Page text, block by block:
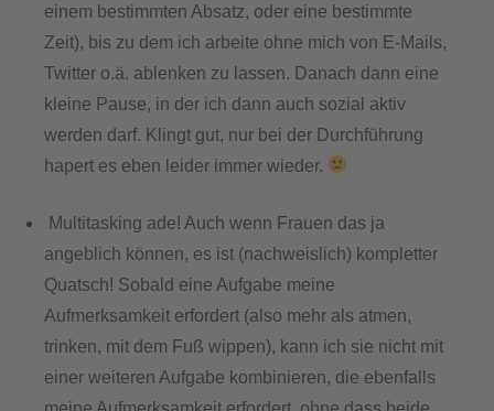
einem bestimmten Absatz, oder eine bestimmte
Zeit), bis zu dem ich arbeite ohne mich von E-Mails,
Twitter o.ä. ablenken zu lassen. Danach dann eine
kleine Pause, in der ich dann auch sozial aktiv
werden darf. Klingt gut, nur bei der Durchführung
hapert es eben leider immer wieder.
Multitasking ade! Auch wenn Frauen das ja
angeblich können, es ist (nachweislich) kompletter
Quatsch! Sobald eine Aufgabe meine
Aufmerksamkeit erfordert (also mehr als atmen,
trinken, mit dem Fuß wippen), kann ich sie nicht mit
einer weiteren Aufgabe kombinieren, die ebenfalls